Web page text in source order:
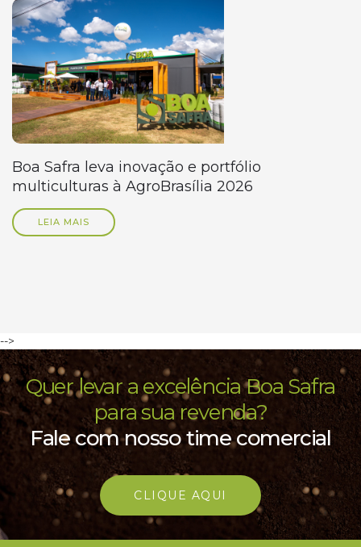
Boa Safra leva inovação e portfólio
multiculturas à AgroBrasília 2026
LEIA MAIS
-->
Quer levar a excelência Boa Safra
para sua revenda?
Fale com nosso time comercial
CLIQUE AQUI